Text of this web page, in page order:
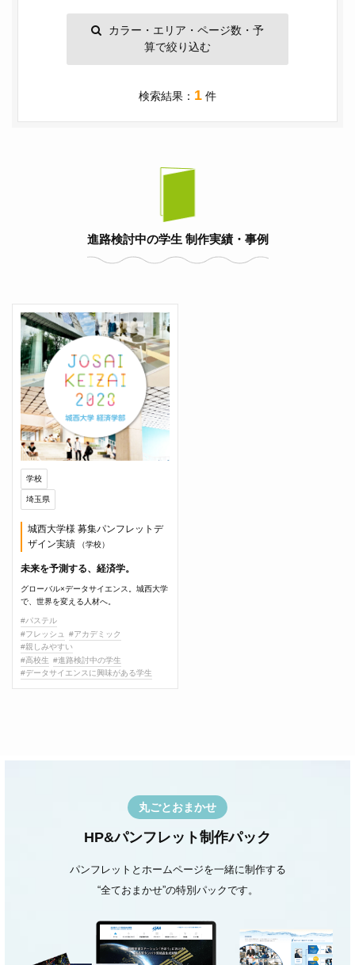
カラー・エリア・ページ数・予
算で絞り込む
検索結果： 1 件
進路検討中の学生 制作実績・事例
学校
埼玉県
城西大学様 募集パンフレットデ
ザイン実績
（学校）
未来を予測する、経済学。
グローバル×データサイエンス。城西大学
で、世界を変える人材へ。
#パステル
#フレッシュ
#アカデミック
#親しみやすい
#高校生 #進路検討中の学生
#データサイエンスに興味がある学生
丸ごとおまかせ
HP&パンフレット制作パック
パンフレットとホームページを一緒に制作する
“全ておまかせ”の特別パックです。